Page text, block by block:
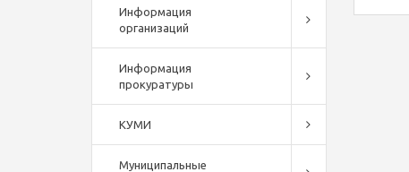
Информация
организаций
Информация
прокуратуры
КУМИ
Муниципальные